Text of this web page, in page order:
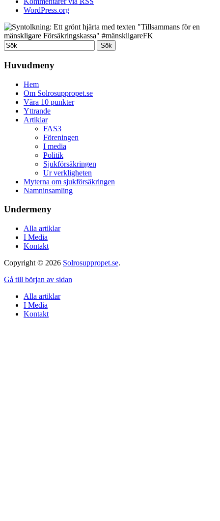
WordPress.org
Huvudmeny
Hem
Om Solrosuppropet.se
Våra 10 punkter
Yttrande
Artiklar
FAS3
Föreningen
I media
Politik
Sjukförsäkringen
Ur verkligheten
Myterna om sjukförsäkringen
Namninsamling
Undermeny
Alla artiklar
I Media
Kontakt
Copyright © 2026 Solrosuppropet.se.
Gå till början av sidan
Alla artiklar
I Media
Kontakt